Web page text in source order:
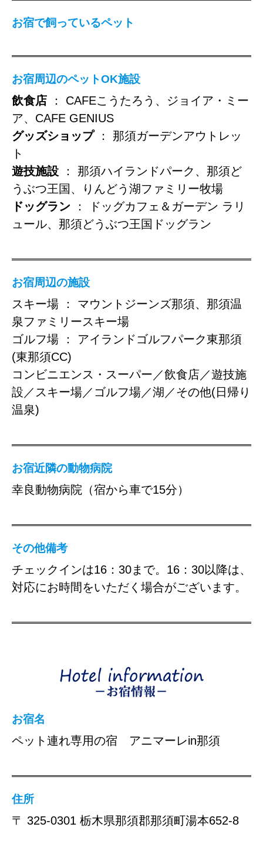
お宿で飼っているペット
お宿周辺のペットOK施設
飲食店
： CAFEこうたろう、ジョイア・ミー
ア、CAFE GENIUS
グッズショップ： 那須ガーデンアウトレッ
ト
遊技施設 ： 那須ハイランドパーク、那須ど
うぶつ王国、りんどう湖ファミリー牧場
ドッグラン ： ドッグカフェ＆ガーデン ラリ
ュール、那須どうぶつ王国ドッグラン
お宿周辺の施設
スキー場 ： マウントジーンズ那須、那須温
泉ファミリースキー場
ゴルフ場 ： アイランドゴルフパーク東那須
(東那須CC)
コンビニエンス・スーパー／飲食店／遊技施
設／スキー場／ゴルフ場／湖／その他(日帰り
温泉)
お宿近隣の動物病院
幸良動物病院（宿から車で15分）
その他備考
チェックインは16：30まで。16：30以降は、
対応にお時間をいただく場合がございます。
お宿名
ペット連れ専用の宿 アニマーレin那須
住所
〒 325-0301 栃木県那須郡那須町湯本652-8